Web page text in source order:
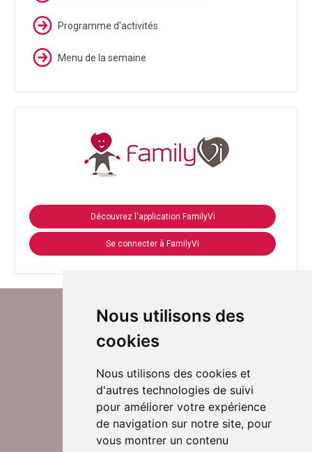
Nous utilisons des
cookies
Nous utilisons des cookies et
d'autres technologies de suivi
pour améliorer votre expérience
de navigation sur notre site, pour
vous montrer un contenu
Programme d'activités
Menu de la semaine
Découvrez l'application FamilyVi
Se connecter à FamilyVi
Suivez-nous sur Twitter